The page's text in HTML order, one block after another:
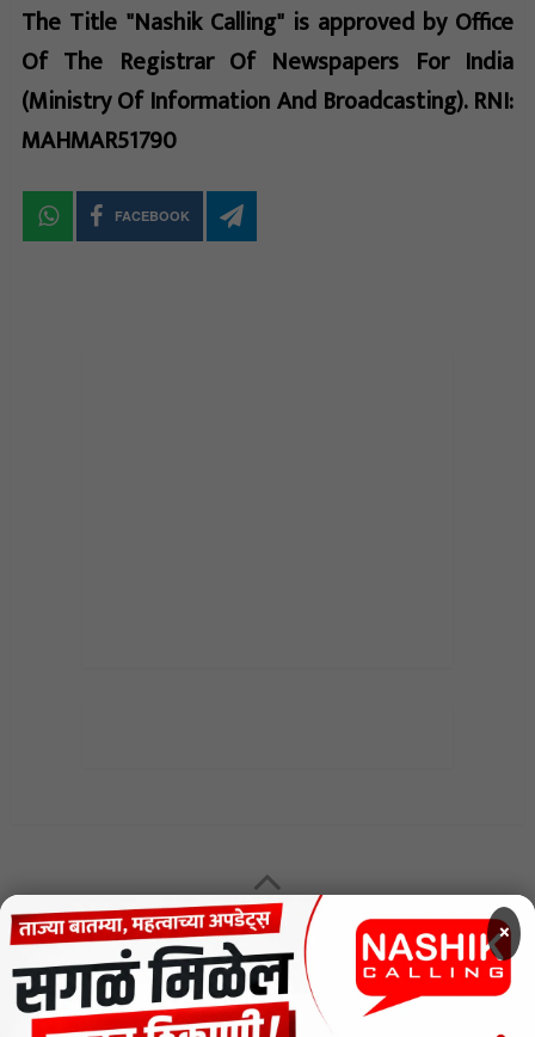
The Title "Nashik Calling" is approved by Office
Of The Registrar Of Newspapers For India
(Ministry Of Information And Broadcasting). RNI:
MAHMAR51790
FACEBOOK
MENU
CODE OF ETHICS FOR DIGITAL NEWS WEBSITES
×